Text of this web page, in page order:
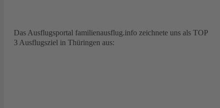
Das Ausflugsportal familienausflug.info zeichnete uns als TOP
3 Ausflugsziel in Thüringen aus: